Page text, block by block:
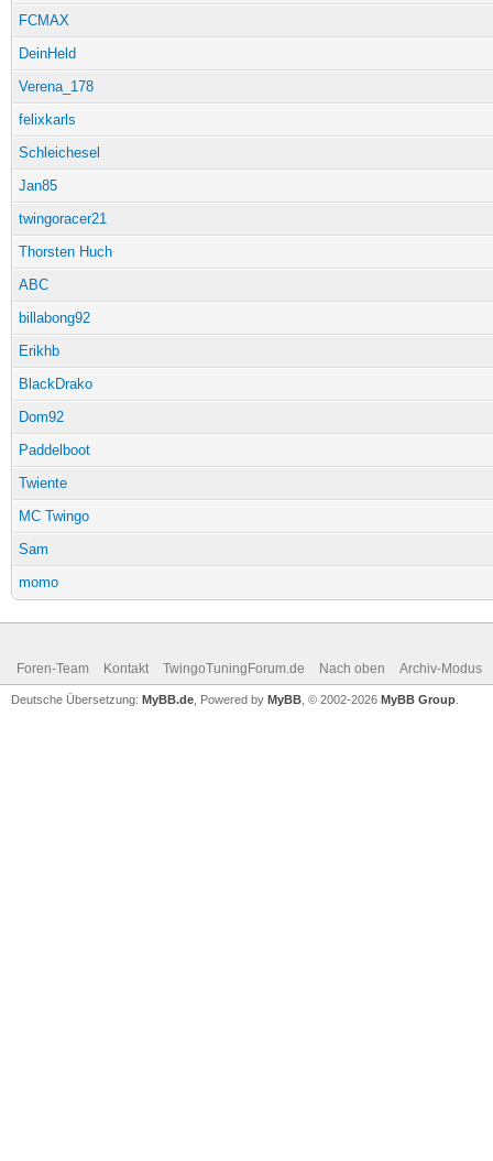
FCMAX
DeinHeld
Verena_178
felixkarls
Schleichesel
Jan85
twingoracer21
Thorsten Huch
ABC
billabong92
Erikhb
BlackDrako
Dom92
Paddelboot
Twiente
MC Twingo
Sam
momo
Foren-Team Kontakt TwingoTuningForum.de Nach oben Archiv-Modus
Deutsche Übersetzung: MyBB.de , Powered by MyBB , © 2002-2026 MyBB Group